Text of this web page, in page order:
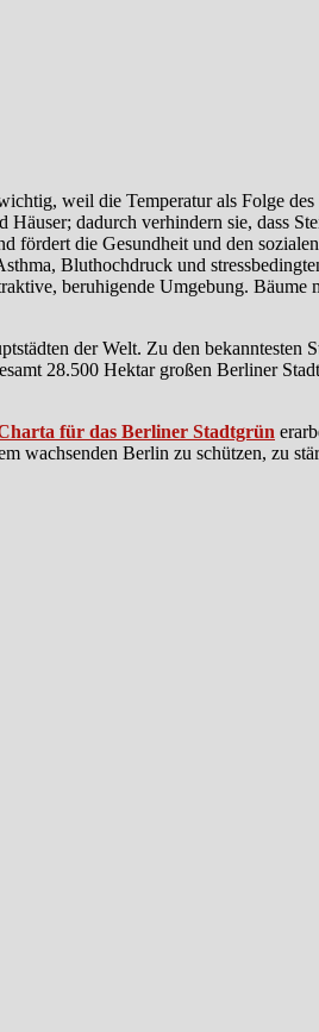
weil die Temperatur als Folge
dadurch verhindern sie, dass
fördert die Gesundheit und den
Bluthochdruck und
beruhigende Umgebung. Bäume
der Welt. Zu den bekanntesten
28.500 Hektar großen Berliner
für das Berliner Stadtgrün
wachsenden Berlin zu schützen, zu